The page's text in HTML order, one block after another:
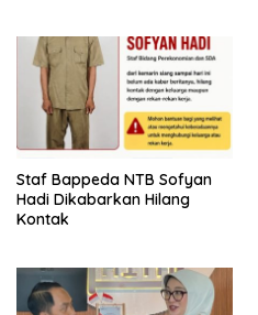
Staf Bappeda NTB Sofyan
Hadi Dikabarkan Hilang
Kontak